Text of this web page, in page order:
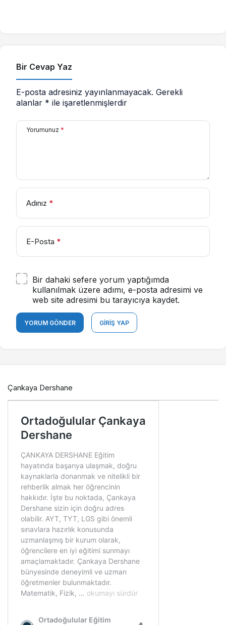
Bir Cevap Yaz
E-posta adresiniz yayınlanmayacak. Gerekli
alanlar * ile işaretlenmişlerdir
Yorumunuz *
Adınız *
E-Posta *
Bir dahaki sefere yorum yaptığımda
kullanılmak üzere adımı, e-posta adresimi ve
web site adresimi bu tarayıcıya kaydet.
YORUM GÖNDER GIRIŞ YAP
Çankaya Dershane